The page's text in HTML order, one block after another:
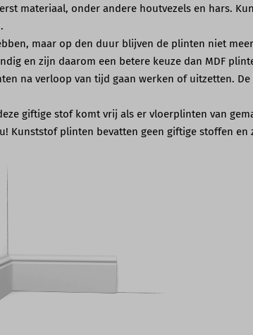
materiaal, onder andere houtvezels en hars.
maar op den duur blijven de plinten niet
en zijn daarom een betere keuze dan MDF
na verloop van tijd gaan werken of uitzetten.
giftige stof komt vrij als er vloerplinten van
plinten bevatten geen giftige stoffen en